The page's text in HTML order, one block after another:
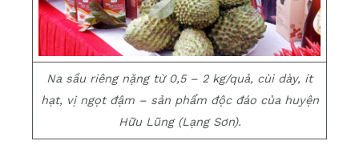
Na sầu riêng nặng từ 0,5 – 2 kg/quả, cùi dày, ít
hạt, vị ngọt đậm – sản phẩm độc đáo của huyện
Hữu Lũng (Lạng Sơn).